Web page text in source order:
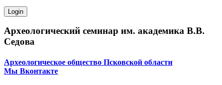
Археологический семинар им. академика В.В.
Седова
Археологическое общество Псковской области
Мы Вконтакте